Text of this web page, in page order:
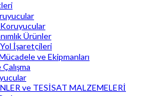
Ürünler
İşaretçileri
ve Ekipmanları
ve TESİSAT MALZEMELERİ